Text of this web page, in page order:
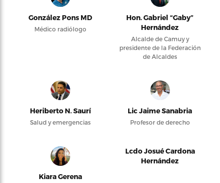
González Pons MD
Médico radiólogo
Hon. Gabriel “Gaby”
Hernández
Alcalde de Camuy y
presidente de la Federación
de Alcaldes
Heriberto N. Saurí
Salud y emergencias
Lic Jaime Sanabria
Profesor de derecho
Kiara Gerena
Lcdo Josué Cardona
Hernández